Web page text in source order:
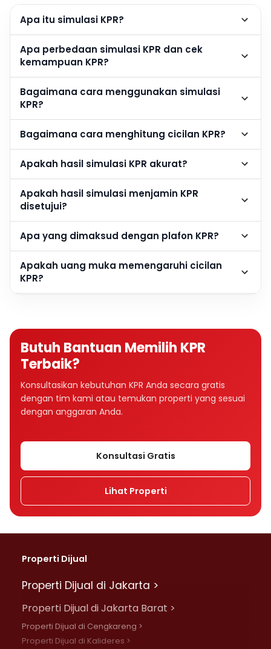
Apa itu simulasi KPR?
Apa perbedaan simulasi KPR dan cek
kemampuan KPR?
Bagaimana cara menggunakan simulasi
KPR?
Bagaimana cara menghitung cicilan KPR?
Apakah hasil simulasi KPR akurat?
Apakah hasil simulasi menjamin KPR
disetujui?
Apa yang dimaksud dengan plafon KPR?
Apakah uang muka memengaruhi cicilan
KPR?
Apakah semakin besar DP semakin baik?
Bagaimana tenor memengaruhi cicilan KPR?
Tenor KPR 10, 15, atau 20 tahun, mana yang
Apakah suku bunga memengaruhi cicilan
KPR?
Apa perbedaan bunga fixed dan floating
dalam KPR?
Mengapa cicilan KPR bisa naik setelah
Apa perbedaan bunga flat, efektif, dan
anuitas?
Rumah Rp500 juta cicilannya berapa per
bulan?
Butuh Bantuan Memilih KPR
Terbaik?
Konsultasikan kebutuhan KPR Anda secara gratis
dengan tim kami atau temukan properti yang sesuai
dengan anggaran Anda.
Konsultasi Gratis
Lihat Properti
Properti Dijual
Properti Dijual di Jakarta >
Properti Dijual di Jakarta Barat >
Properti Dijual di Cengkareng >
Properti Dijual di Kalideres >